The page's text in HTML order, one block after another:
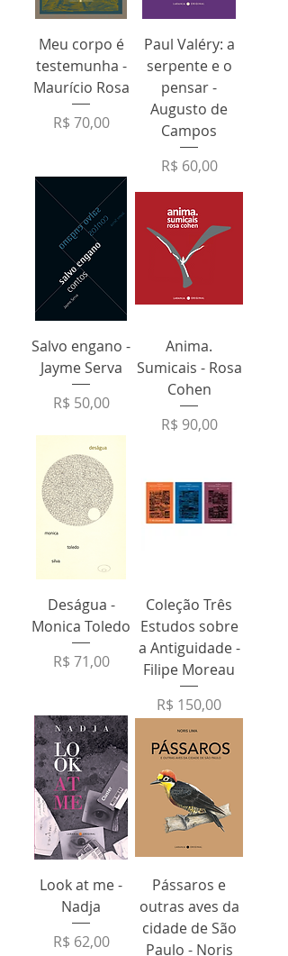
Meu corpo é
testemunha -
Maurício Rosa
Preço
R$ 70,00
Paul Valéry: a
serpente e o
pensar -
Augusto de
Campos
Preço
R$ 60,00
Salvo engano -
Jayme Serva
Preço
R$ 50,00
Anima.
Sumicais - Rosa
Cohen
Preço
R$ 90,00
Deságua -
Monica Toledo
Preço
R$ 71,00
Coleção Três
Estudos sobre
a Antiguidade -
Filipe Moreau
Preço
R$ 150,00
Look at me -
Nadja
Preço
R$ 62,00
Pássaros e
outras aves da
cidade de São
Paulo - Noris